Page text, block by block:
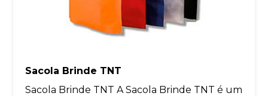
Sacola Brinde TNT
Sacola Brinde TNT A Sacola Brinde TNT é um